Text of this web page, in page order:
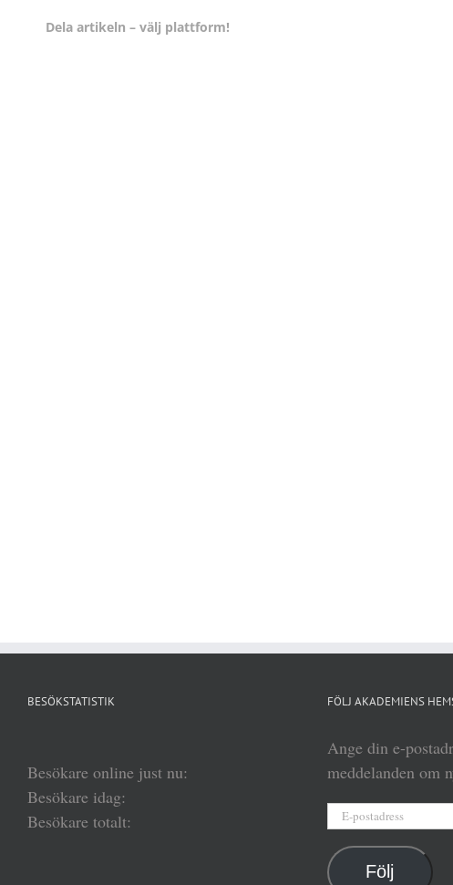
Dela artikeln – välj plattform!
BESÖKSTATISTIK
Besökare online just nu:
Besökare idag:
Besökare totalt:
FÖLJ AKADEMIENS
Ange din e-
meddelanden om
postadress
Följ